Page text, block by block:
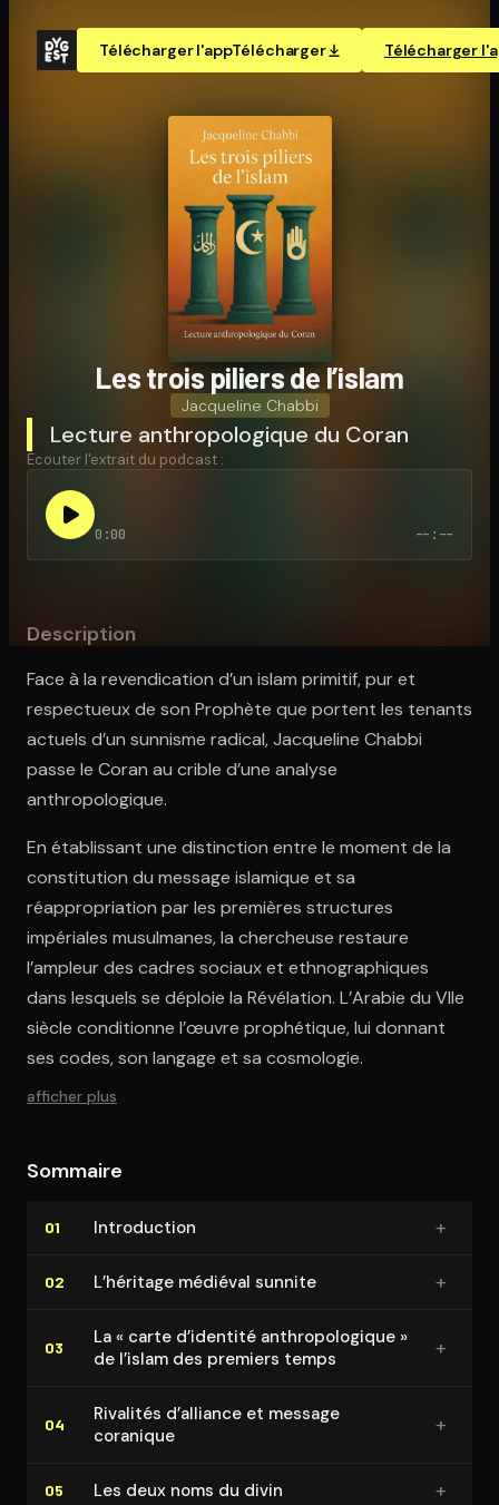
Télécharger l'appTélécharger Télécharger
Les trois piliers de l’islam
Jacqueline Chabbi
Lecture anthropologique du Coran
Écouter l'extrait du podcast :
0:00 --:--
Description
Face à la revendication d’un islam primitif, pur et
respectueux de son Prophète que portent les tenants
actuels d’un sunnisme radical, Jacqueline Chabbi
passe le Coran au crible d’une analyse
anthropologique.
En établissant une distinction entre le moment de la
constitution du message islamique et sa
réappropriation par les premières structures
impériales musulmanes, la chercheuse restaure
l’ampleur des cadres sociaux et ethnographiques
dans lesquels se déploie la Révélation. L’Arabie du VIIe
siècle conditionne l’œuvre prophétique, lui donnant
ses codes, son langage et sa cosmologie.
afficher plus
Sommaire
01 In­tro­duc­tion +
02 L’héritage médiéval sunnite +
03
La « carte d’identité an­thro­po­lo­gique »
de l’islam des premiers temps
+
04
Rivalités d’alliance et message
coranique
+
05 Les deux noms du divin +